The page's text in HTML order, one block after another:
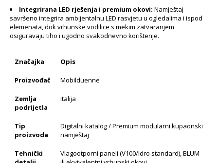
Integrirana LED rješenja i premium okovi: Namještaj
savršeno integrira ambijentalnu LED rasvjetu u ogledalima i ispod
elemenata, dok vrhunske vodilice s mekim zatvaranjem
osiguravaju tiho i ugodno svakodnevno korištenje.
Značajka Opis
Proizvođač Mobilduenne
Zemlja
podrijetla
Italija
Tip
proizvoda
Digitalni katalog / Premium modularni kupaonski
namještaj
Tehnički
Vlagootporni paneli (V100/Idro standard), BLUM